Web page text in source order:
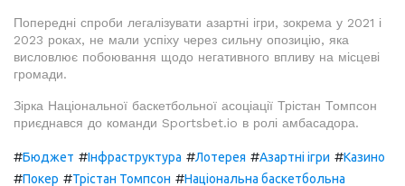
Попередні спроби легалізувати азартні ігри, зокрема у 2021 і
2023 роках, не мали успіху через сильну опозицію, яка
висловлює побоювання щодо негативного впливу на місцеві
громади.
Зірка Національної баскетбольної асоціації Трістан Томпсон
приєднався до команди Sportsbet.io в ролі амбасадора.
#Бюджет #Інфраструктура #Лотерея #Азартні ігри #Казино
#Покер #Трістан Томпсон #Національна баскетбольна